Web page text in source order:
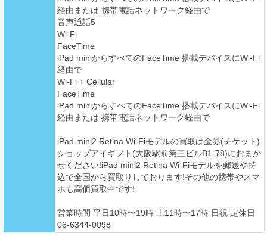
経由または 携帯電話ネットワーク経由で
音声通話5
Wi-Fi
FaceTime
iPad miniからすべてのFaceTime 搭載デバイスにWi-Fi
経由で
Wi-Fi + Cellular
FaceTime
iPad miniからすべてのFaceTime 搭載デバイスにWi-Fi
経由または 携帯電話ネットワーク経由で
iPad mini2 Retina Wi-Fiモデルの買取は金券(チケット)
ショップアイギフト(大阪駅前第三ビルB1-78)におまか
せください!iPad mini2 Retina Wi-Fiモデルを郵送や持
込で全国から買取りしております!その他の携帯やスマ
ホも高価買取中です!
営業時間 平日10時〜19時 土11時〜17時 日祝 定休日
06-6344-0098